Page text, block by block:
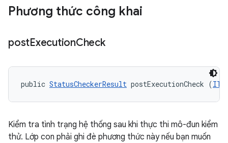
Phương thức công khai
postExecutionCheck
public StatusCheckerResult postExecutionCheck (
Kiểm tra tình trạng hệ thống sau khi thực thi mô-đun kiểm
thử. Lớp con phải ghi đè phương thức này nếu bạn muốn